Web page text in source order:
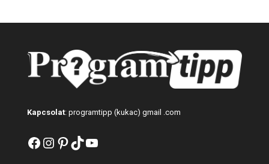
Kapcsolat: programtipp (kukac) gmail .com
Facebook
Instagram
Pinterest
TikTok
YouTube